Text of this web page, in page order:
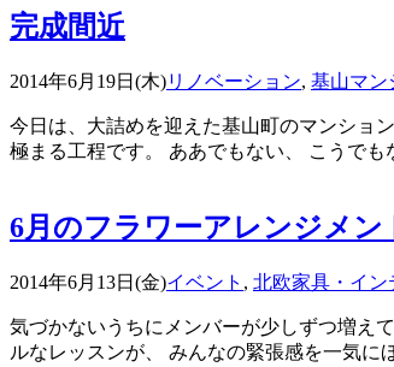
完成間近
2014年6月19日(木)リノベーション, 基山マン
今日は、大詰めを迎えた基山町のマンショ
極まる工程です。 ああでもない、 こうで
6月のフラワーアレンジメン
2014年6月13日(金)イベント , 北欧家具・イ
気づかないうちにメンバーが少しずつ増え
ルなレッスンが、 みんなの緊張感を一気に